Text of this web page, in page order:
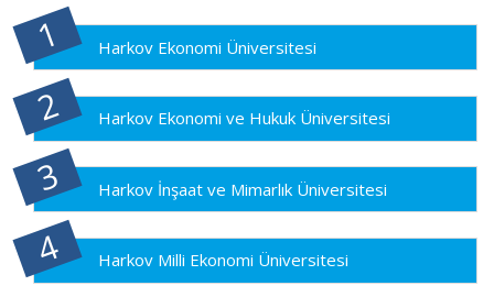
Harkov Ekonomi Üniversitesi
Harkov Ekonomi ve Hukuk Üniversitesi
Harkov İnşaat ve Mimarlık Üniversitesi
Harkov Milli Ekonomi Üniversitesi